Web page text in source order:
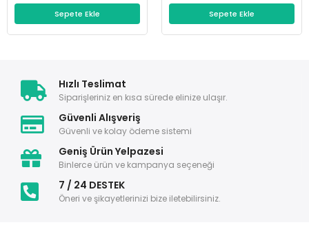
Sepete Ekle Sepete Ekle
Hızlı Teslimat
Siparişleriniz en kısa sürede elinize ulaşır.
Güvenli Alışveriş
Güvenli ve kolay ödeme sistemi
Geniş Ürün Yelpazesi
Binlerce ürün ve kampanya seçeneği
7 / 24 DESTEK
Öneri ve şikayetlerinizi bize iletebilirsiniz.